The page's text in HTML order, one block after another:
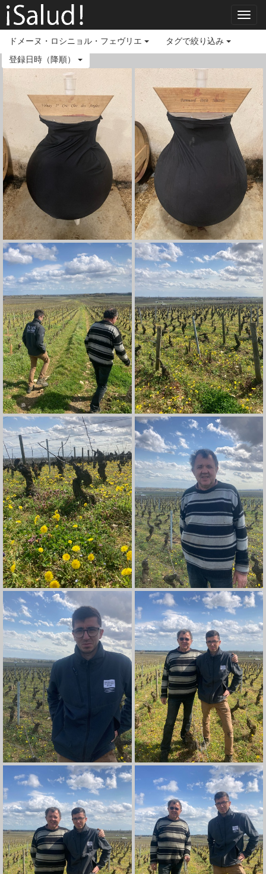
ドメーヌ・ロシニョル・フェヴリエ
タグで絞り込み
登録日時（降順）